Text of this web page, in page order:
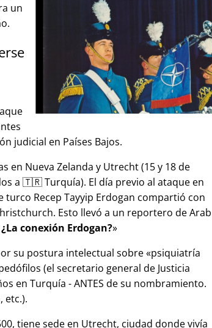
un
judicial en Países Bajos.
en Nueva Zelanda y Utrecht (15 y 18 de
a 🇹🇷 Turquía). El día previo al ataque en
Recep Tayyip Erdogan compartió con
Esto llevó a un reportero de Arab
conexión Erdogan?
su postura intelectual sobre psiquiatría
(el secretario general de Justicia
en Turquía - ANTES de su nombramiento.
etc.).
tiene sede en Utrecht, ciudad donde vivía